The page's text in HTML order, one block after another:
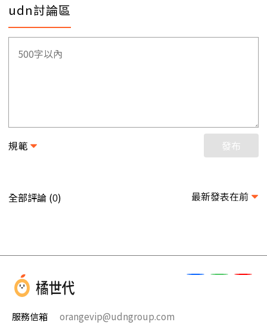
udn討論區
規範 發布
全部評論 (0) 最新發表在前
服務信箱 orangevip@udngroup.com